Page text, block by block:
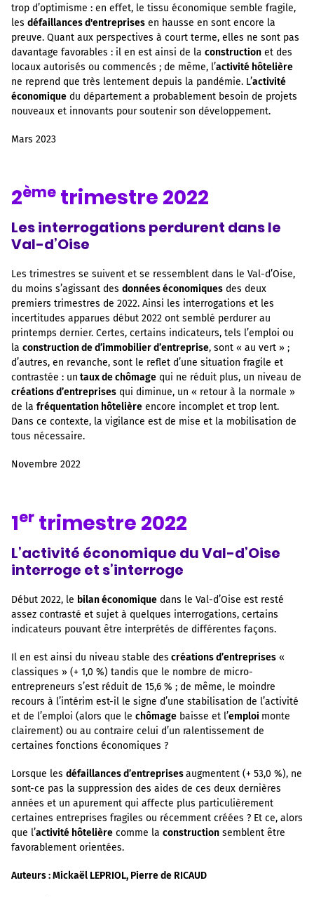
trop d’optimisme : en effet, le tissu économique semble fragile,
les défaillances d'entreprises en hausse en sont encore la
preuve. Quant aux perspectives à court terme, elles ne sont pas
davantage favorables : il en est ainsi de la construction et des
locaux autorisés ou commencés ; de même, l’activité hôtelière
ne reprend que très lentement depuis la pandémie. L’activité
économique du département a probablement besoin de projets
nouveaux et innovants pour soutenir son développement.
Mars 2023
2ème trimestre 2022
Les interrogations perdurent dans le
Val-d’Oise
Les trimestres se suivent et se ressemblent dans le Val-d’Oise,
du moins s’agissant des données économiques des deux
premiers trimestres de 2022. Ainsi les interrogations et les
incertitudes apparues début 2022 ont semblé perdurer au
printemps dernier. Certes, certains indicateurs, tels l’emploi ou
la construction de d’immobilier d’entreprise, sont « au vert » ;
d’autres, en revanche, sont le reflet d’une situation fragile et
contrastée : un taux de chômage qui ne réduit plus, un niveau de
créations d’entreprises qui diminue, un « retour à la normale »
de la fréquentation hôtelière encore incomplet et trop lent.
Dans ce contexte, la vigilance est de mise et la mobilisation de
tous nécessaire.
Novembre 2022
1er trimestre 2022
L’activité économique du Val-d’Oise
interroge et s’interroge
Début 2022, le bilan économique dans le Val-d’Oise est resté
assez contrasté et sujet à quelques interrogations, certains
indicateurs pouvant être interprétés de différentes façons.
Il en est ainsi du niveau stable des créations d’entreprises «
classiques » (+ 1,0 %) tandis que le nombre de micro-
entrepreneurs s’est réduit de 15,6 % ; de même, le moindre
recours à l’intérim est-il le signe d’une stabilisation de l’activité
et de l’emploi (alors que le chômage baisse et l’emploi monte
clairement) ou au contraire celui d’un ralentissement de
certaines fonctions économiques ?
Lorsque les défaillances d’entreprisesaugmentent (+ 53,0 %), ne
sont-ce pas la suppression des aides de ces deux dernières
années et un apurement qui affecte plus particulièrement
certaines entreprises fragiles ou récemment créées ? Et ce, alors
que l’activité hôtelière comme la construction semblent être
favorablement orientées.
Auteurs : Mickaël LEPRIOL, Pierre de RICAUD